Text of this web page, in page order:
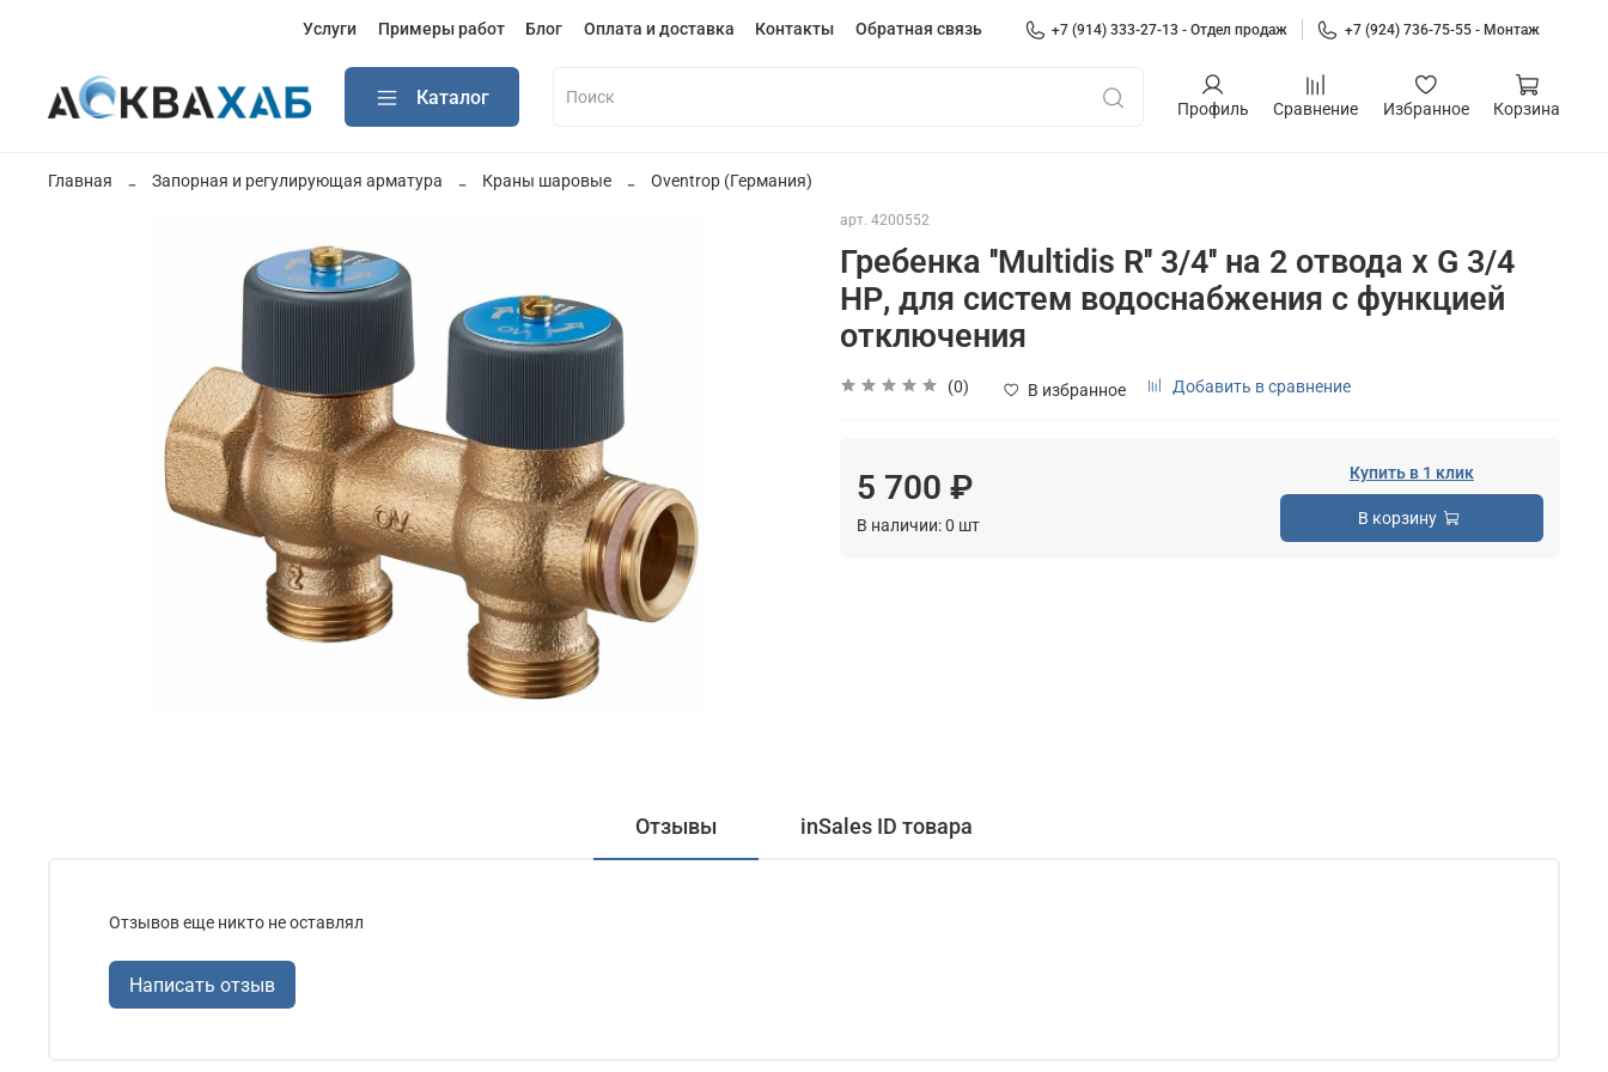
Услуги Примеры работ Блог Оплата и доставка Контакты Обратная связь +7 (914) 333-27-13 - Отдел продаж +7 (924) 736-75-55 - Монтаж
Каталог
Профиль Сравнение Избранное Корзина
Главная Запорная и регулирующая арматура Краны шаровые Oventrop (Германия)
арт. 4200552
Гребенка ''Multidis R'' 3/4'' на 2 отвода x G 3/4
НР, для систем водоснабжения с функцией
отключения
(0) В избранное Добавить в сравнение
5 700 ₽
В наличии:0 шт
Купить в 1 клик
В корзину
Отзывы inSales ID товара
Отзывов еще никто не оставлял
Написать отзыв